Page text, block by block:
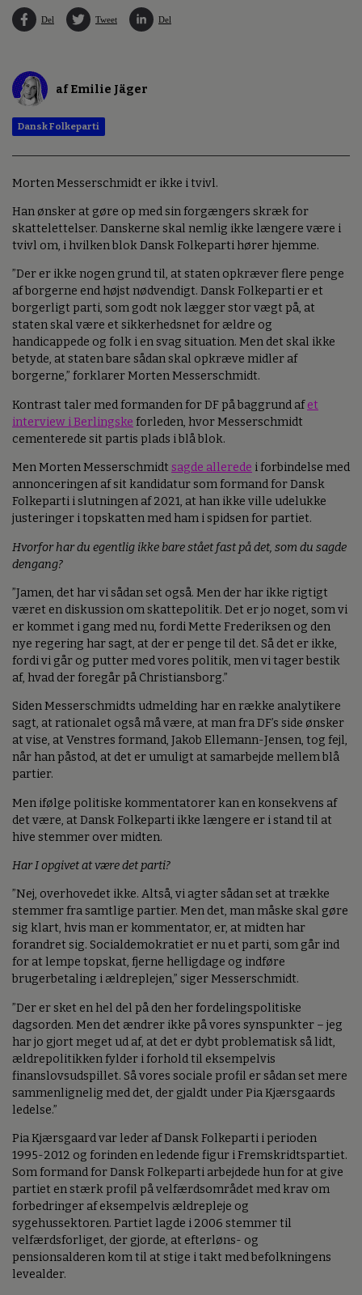
Del Tweet Del
af Emilie Jäger
Dansk Folkeparti
Morten Messerschmidt er ikke i tvivl.
Han ønsker at gøre op med sin forgængers skræk for
skattelettelser. Danskerne skal nemlig ikke længere være i
tvivl om, i hvilken blok Dansk Folkeparti hører hjemme.
”Der er ikke nogen grund til, at staten opkræver flere penge
af borgerne end højst nødvendigt. Dansk Folkeparti er et
borgerligt parti, som godt nok lægger stor vægt på, at
staten skal være et sikkerhedsnet for ældre og
handicappede og folk i en svag situation. Men det skal ikke
betyde, at staten bare sådan skal opkræve midler af
borgerne,” forklarer Morten Messerschmidt.
Kontrast taler med formanden for DF på baggrund afet
interview i Berlingske forleden, hvor Messerschmidt
cementerede sit partis plads i blå blok.
Men Morten Messerschmidt sagde allerede i forbindelse med
annonceringen af sit kandidatur som formand for Dansk
Folkeparti i slutningen af 2021, at han ikke ville udelukke
justeringer i topskatten med ham i spidsen for partiet.
Hvorfor har du egentlig ikke bare stået fast på det, som du sagde
dengang?
”Jamen, det har vi sådan set også. Men der har ikke rigtigt
været en diskussion om skattepolitik. Det er jo noget, som vi
er kommet i gang med nu, fordi Mette Frederiksen og den
nye regering har sagt, at der er penge til det. Så det er ikke,
fordi vi går og putter med vores politik, men vi tager bestik
af, hvad der foregår på Christiansborg.”
Siden Messerschmidts udmelding har en række analytikere
sagt, at rationalet også må være, at man fra DF’s side ønsker
at vise, at Venstres formand, Jakob Ellemann-Jensen, tog fejl,
når han påstod, at det er umuligt at samarbejde mellem blå
partier.
Men ifølge politiske kommentatorer kan en konsekvens af
det være, at Dansk Folkeparti ikke længere er i stand til at
hive stemmer over midten.
Har I opgivet at være det parti?
”Nej, overhovedet ikke. Altså, vi agter sådan set at trække
stemmer fra samtlige partier. Men det, man måske skal gøre
sig klart, hvis man er kommentator, er, at midten har
forandret sig. Socialdemokratiet er nu et parti, som går ind
for at lempe topskat, fjerne helligdage og indføre
brugerbetaling i ældreplejen,” siger Messerschmidt.
”Der er sket en hel del på den her fordelingspolitiske
dagsorden. Men det ændrer ikke på vores synspunkter – jeg
har jo gjort meget ud af, at det er dybt problematisk så lidt,
ældrepolitikken fylder i forhold til eksempelvis
finanslovsudspillet. Så vores sociale profil er sådan set mere
sammenlignelig med det, der gjaldt under Pia Kjærsgaards
ledelse.”
Pia Kjærsgaard var leder af Dansk Folkeparti i perioden
1995-2012 og forinden en ledende figur i Fremskridtspartiet.
Som formand for Dansk Folkeparti arbejdede hun for at give
partiet en stærk profil på velfærdsområdet med krav om
forbedringer af eksempelvis ældrepleje og
sygehussektoren. Partiet lagde i 2006 stemmer til
velfærdsforliget, der gjorde, at efterløns- og
pensionsalderen kom til at stige i takt med befolkningens
levealder.